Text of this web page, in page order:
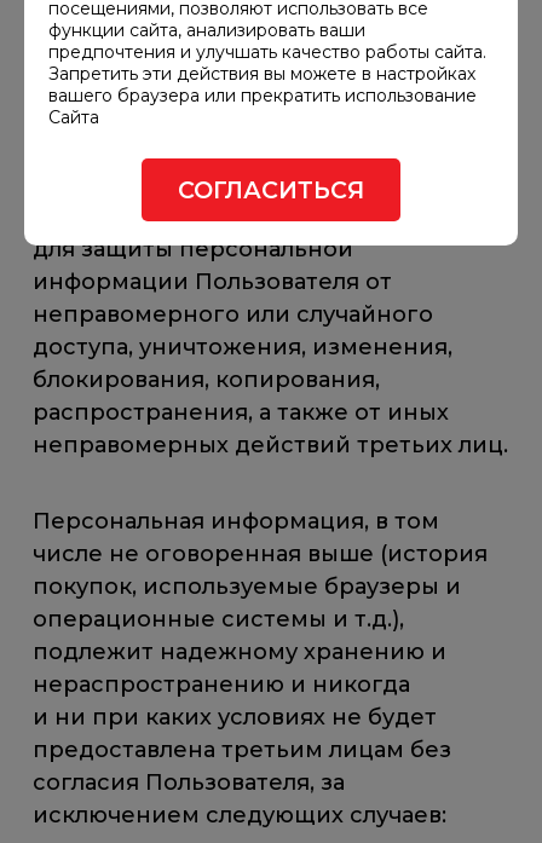
Компания ответственно относится
к вопросу конфиденциальности
Пользователей и уважает право
каждого Пользователя Сайта
принимает необходимые
организационные и технические меры
для защиты персональной
информации Пользователя от
неправомерного или случайного
доступа, уничтожения, изменения,
блокирования, копирования,
распространения, а также от иных
неправомерных действий третьих лиц.
Персональная информация, в том
числе не оговоренная выше (история
покупок, используемые браузеры и
операционные системы и т.д.),
подлежит надежному хранению и
нераспространению и никогда
и ни при каких условиях не будет
предоставлена третьим лицам без
согласия Пользователя, за
исключением следующих случаев:
посещениями, позволяют использовать все
функции сайта, анализировать ваши
предпочтения и улучшать качество работы сайта.
Запретить эти действия вы можете в настройках
вашего браузера или прекратить использование
Сайта
СОГЛАСИТЬСЯ